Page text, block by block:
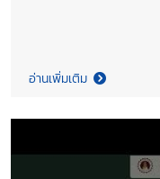
อ่านเพิ่มเติม